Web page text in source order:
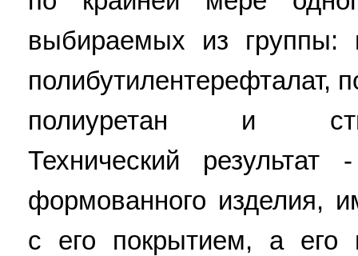
выбираемых из группы:
полибутилентерефталат,
полиуретан и
Технический результат
формованного изделия,
с его покрытием, а его